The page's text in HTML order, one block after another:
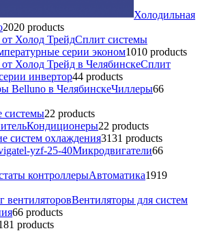
Холодильная
2020 products
Сплит системы
серии эконом1010 products
Сплит
инвертор44 products
Чиллеры66
системы22 products
Кондиционеры22 products
систем охлаждения3131 products
Микродвигатели66
Автоматика1919
Вентиляторы для систем
66 products
81 products